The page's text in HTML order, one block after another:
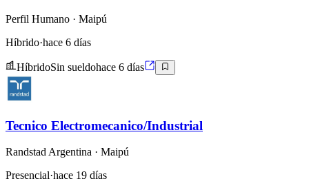
Perfil Humano · Maipú
Híbrido·hace 6 días
HíbridoSin sueldohace 6 días
Tecnico Electromecanico/Industrial
Randstad Argentina · Maipú
Presencial·hace 19 días